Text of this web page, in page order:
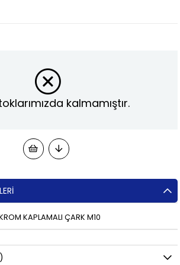
kalmamıştır.
KAPLAMALI ÇARK M10